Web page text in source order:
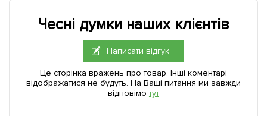
Чесні думки наших клієнтів
Написати відгук
Це сторінка вражень про товар. Інші коментарі
відображатися не будуть. На Ваші питання ми завжди
відповімо тут